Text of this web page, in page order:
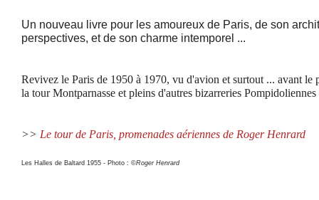
Un nouveau livre pour les amoureux de Paris, de son
perspectives, et de son charme intemporel ...
Revivez le Paris de 1950 à 1970, vu d'avion et surtout ... avant le
la tour Montparnasse et pleins d'autres bizarreries Pompidoliennes
>> Le tour de Paris, promenades aériennes de Roger Henrard
Les Halles de Baltard 1955 - Photo : ©Roger Henrard